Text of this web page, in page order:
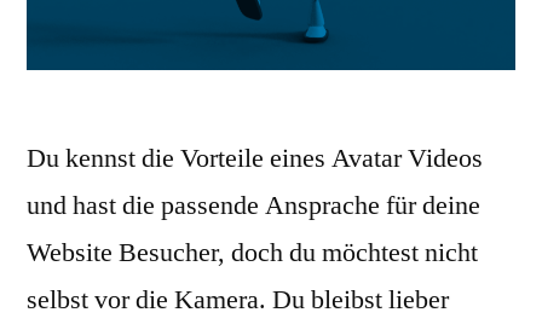
Du kennst die Vorteile eines Avatar Videos
und hast die passende Ansprache für deine
Website Besucher, doch du möchtest nicht
selbst vor die Kamera. Du bleibst lieber